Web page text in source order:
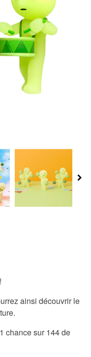
!
ainsi découvrir le
chance sur 144 de